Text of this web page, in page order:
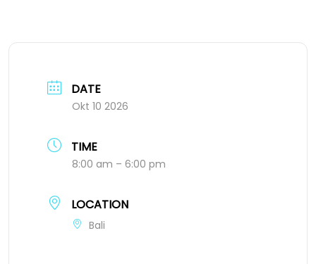
DATE
Okt 10 2026
TIME
8:00 am – 6:00 pm
LOCATION
Bali